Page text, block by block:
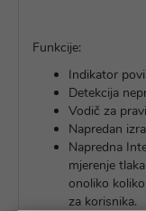
Funkcije:
Indikator
Detekcija
Vodič za
Napredan
Napredna
mjerenje
onoliko
za korisnika.